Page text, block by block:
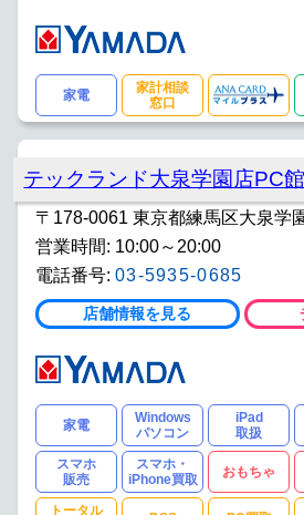
家電
家計相談
窓口
テックランド大泉学園店PC館
〒178-0061 東京都練馬区大泉学
営業時間: 10:00～20:00
電話番号: 03-5935-0685
店舗情報を見る
家電
Windows
パソコン
iPad
取扱
スマホ
販売
スマホ・
iPhone買取
おもちゃ
トータル